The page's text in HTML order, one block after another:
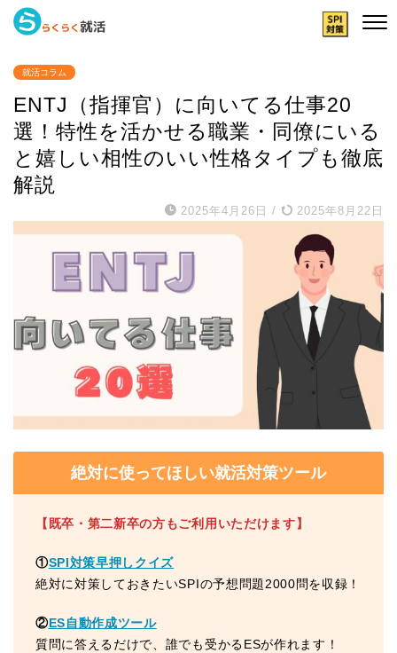
就活コラム
ENTJ（指揮官）に向いてる仕事20
選！特性を活かせる職業・同僚にいる
と嬉しい相性のいい性格タイプも徹底
解説
2025年4月26日 / 2025年8月22日
絶対に使ってほしい就活対策ツール
【既卒・第二新卒の方もご利用いただけます】
①SPI対策早押しクイズ
絶対に対策しておきたいSPIの予想問題2000問を収録！
②ES自動作成ツール
質問に答えるだけで、誰でも受かるESが作れます！